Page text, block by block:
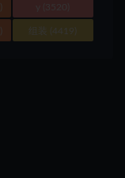
组装 (4419)